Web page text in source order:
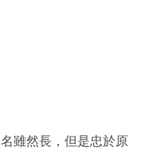
雖然長，但是忠於原